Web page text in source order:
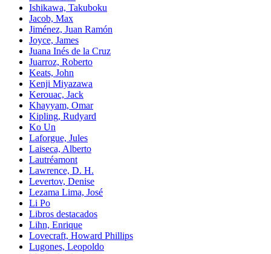
Ishikawa, Takuboku
Jacob, Max
Jiménez, Juan Ramón
Joyce, James
Juana Inés de la Cruz
Juarroz, Roberto
Keats, John
Kenji Miyazawa
Kerouac, Jack
Khayyam, Omar
Kipling, Rudyard
Ko Un
Laforgue, Jules
Laiseca, Alberto
Lautréamont
Lawrence, D. H.
Levertov, Denise
Lezama Lima, José
Li Po
Libros destacados
Lihn, Enrique
Lovecraft, Howard Phillips
Lugones, Leopoldo